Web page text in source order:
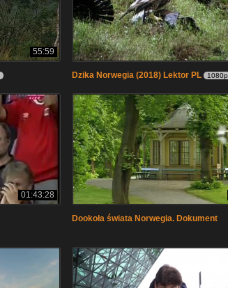
55:59
Dzika Norwegia (2018) Lektor PL 1080p
01:43:28
Dookoła świata Norwegia. Dokument